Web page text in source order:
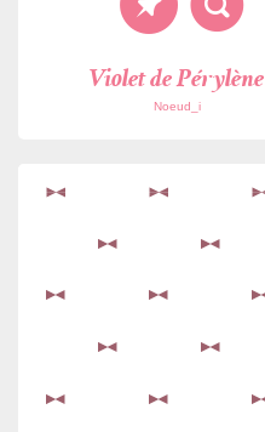
Violet de Pérylène
Noeud_i